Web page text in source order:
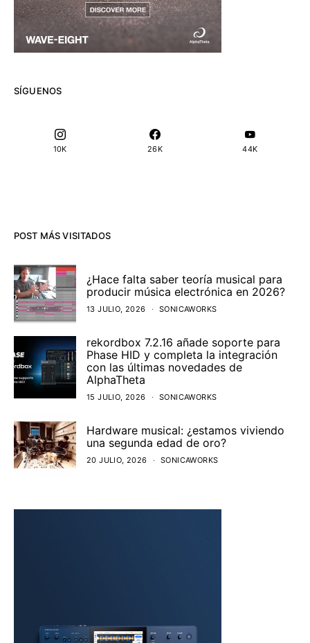
SÍGUENOS
10K 26K 44K
POST MÁS VISITADOS
¿Hace falta saber teoría musical para
producir música electrónica en 2026?
13 JULIO, 2026 SONICAWORKS
rekordbox 7.2.16 añade soporte para
Phase HID y completa la integración
con las últimas novedades de
AlphaTheta
15 JULIO, 2026 SONICAWORKS
Hardware musical: ¿estamos viviendo
una segunda edad de oro?
20 JULIO, 2026 SONICAWORKS